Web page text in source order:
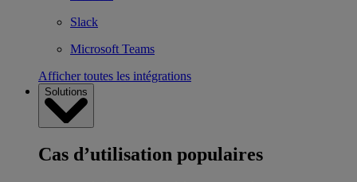
Slack
Microsoft Teams
Afficher toutes les intégrations
Solutions
Cas d’utilisation populaires